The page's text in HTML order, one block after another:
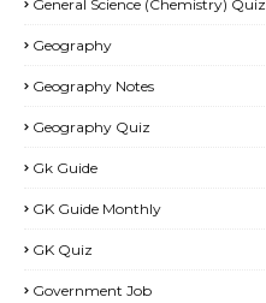
General Science (Chemistry) Quiz
Geography
Geography Notes
Geography Quiz
Gk Guide
GK Guide Monthly
GK Quiz
Government Job